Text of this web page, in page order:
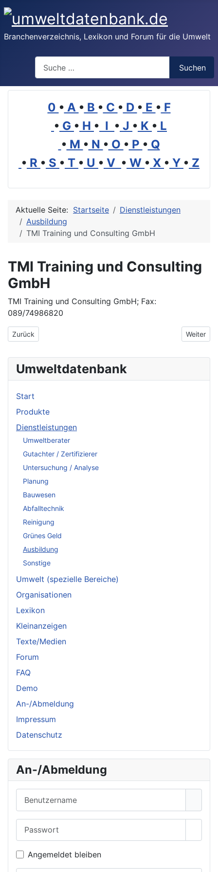
Branchenverzeichnis, Lexikon und Forum für die Umwelt
Suchen
0 • A • B • C • D • E • F
• G • H • I • J • K • L
• M • N • O • P • Q
• R • S • T • U • V • W • X • Y • Z
Aktuelle Seite: Startseite
Dienstleistungen
Ausbildung
TMI Training und Consulting GmbH
TMI Training und Consulting
GmbH
TMI Training und Consulting GmbH; Fax:
089/74986820
Vorheriger Beitrag: Theodor-Schäfer-Berufsbildungswerk
Zurück Nächster
Weiter
Umweltdatenbank
Start
Produkte
Dienstleistungen
Umweltberater
Gutachter / Zertifizierer
Untersuchung / Analyse
Planung
Bauwesen
Abfalltechnik
Reinigung
Grünes Geld
Ausbildung
Sonstige
Umwelt (spezielle Bereiche)
Organisationen
Lexikon
Kleinanzeigen
Texte/Medien
Forum
FAQ
Demo
An-/Abmeldung
Impressum
Datenschutz
An-/Abmeldung
Angemeldet bleiben